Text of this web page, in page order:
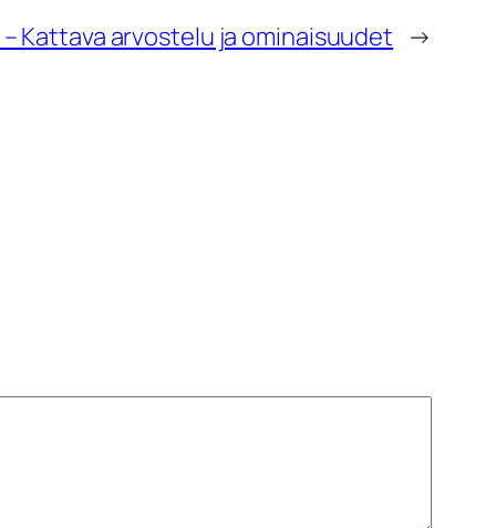
Kattava arvostelu ja ominaisuudet →